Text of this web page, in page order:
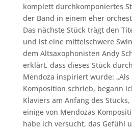
komplett durchkomponiertes
der Band in einem eher
Das nächste Stück trägt den
und ist eine mittelschwere
dem Altsaxophonisten Andy
erklärt, dass dieses Stück
Mendoza inspiriert wurde: „Als
Komposition schrieb, begann
Klaviers am Anfang des
einige von Mendozas
habe ich versucht, das Gefühl